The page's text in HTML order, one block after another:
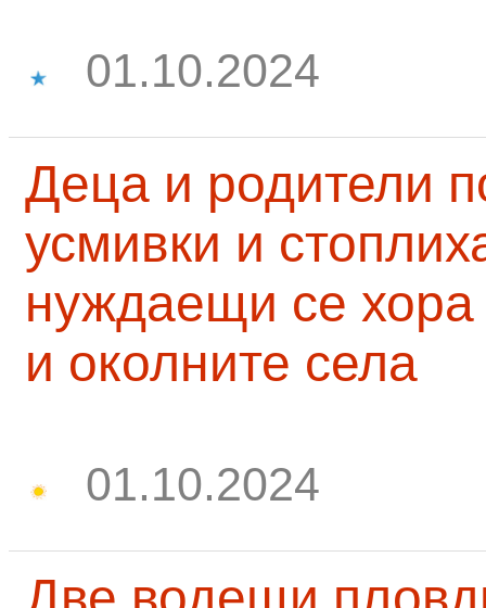
01.10.2024
Деца и родители
усмивки и
нуждаещи се
и околните села
01.10.2024